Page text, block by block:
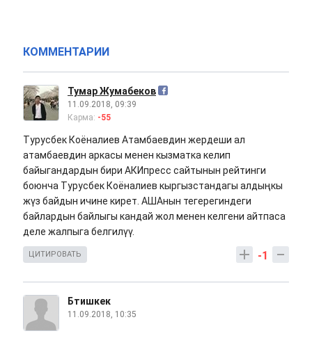
КОММЕНТАРИИ
Тумар Жумабеков
11.09.2018, 09:39
Карма: -55
Турусбек Коёналиев Атамбаевдин жердеши ал
атамбаевдин аркасы менен кызматка келип
байыгандардын бири АКИпресс сайтынын рейтинги
боюнча Турусбек Коёналиев кыргызстандагы алдыңкы
жүз байдын ичине кирет. АШАнын тегерегиндеги
байлардын байлыгы кандай жол менен келгени айтпаса
деле жалпыга белгилүү.
-1
ЦИТИРОВАТЬ
Бтишкек
11.09.2018, 10:35